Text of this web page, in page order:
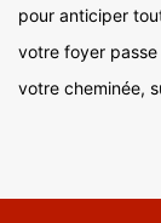
pour anticiper
votre foyer
votre cheminée,